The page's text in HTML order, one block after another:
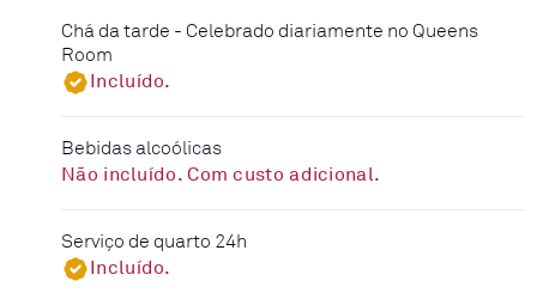
Chá da tarde - Celebrado diariamente no Queens
Room
Incluído.
Bebidas alcoólicas
Não incluído. Com custo adicional.
Serviço de quarto 24h
Incluído.